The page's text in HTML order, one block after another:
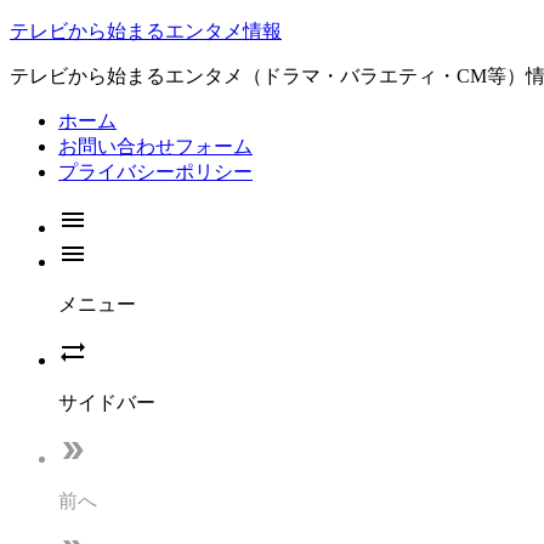
テレビから始まるエンタメ情報
テレビから始まるエンタメ（ドラマ・バラエティ・CM等）
ホーム
お問い合わせフォーム
プライバシーポリシー


メニュー

サイドバー

前へ